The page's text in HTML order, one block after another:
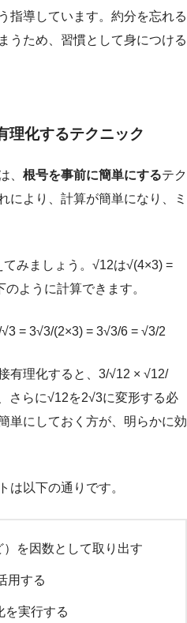
指導しています。約分を忘れる
うため、習慣として身につける
理化するテクニック
、 根号を事前に簡単にするテク
により、計算が簡単になり、ミ
みましょう。√12は√(4×3) =
ように計算できます。
= 3√3/(2×3) = 3√3/6 = √3/2
有理化すると、3/√12 × √12/
さらに√12を2√3に変形する必
単にしておく方が、明らかに効
は以下の通りです。
を因数として取り出す
用する
を実行する